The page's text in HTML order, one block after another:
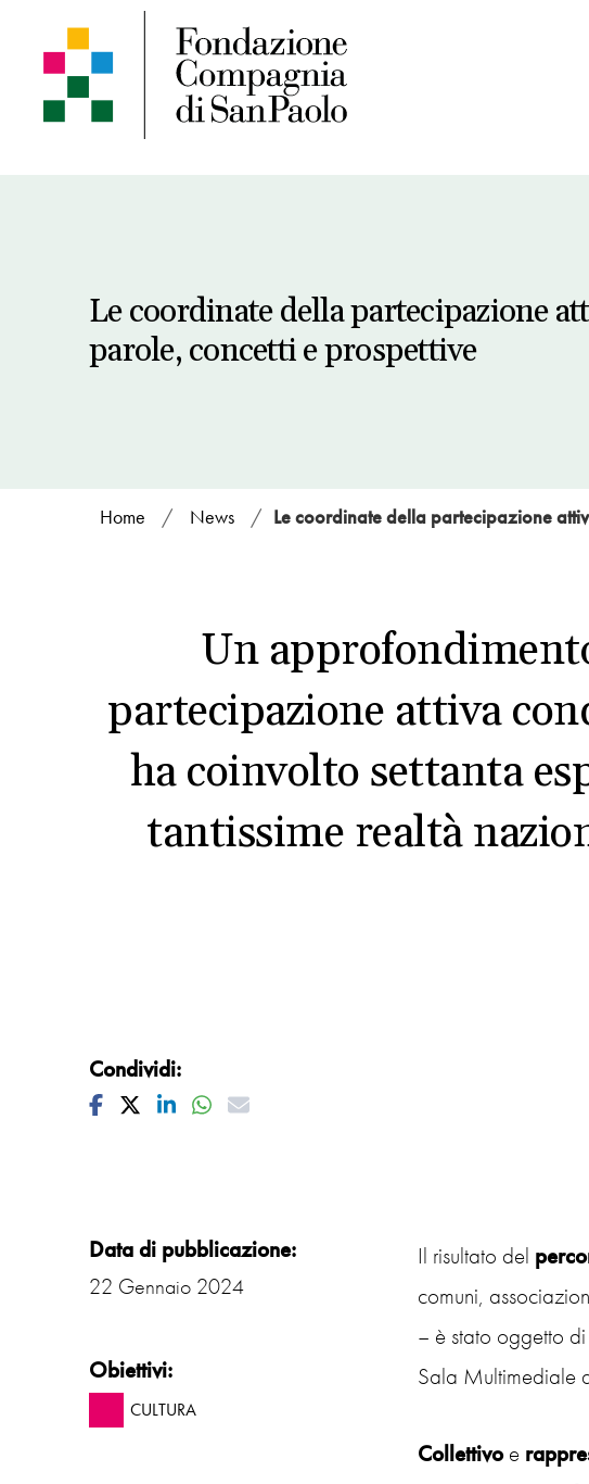
Le coordinate della partecipazione
parole, concetti e prospettive
Home / News / Le coordinate della partecipazione
Un
partecipazione attiva
ha coinvolto settanta
tantissime realtà
Condividi:
Facebook
TwitterLinkedinWhatsapp
Mail
Data di pubblicazione:
22 Gennaio 2024
Obiettivi:
CULTURA
Il risultato del
comuni,
– è stato oggetto
Sala Multimediale
Collettivoe